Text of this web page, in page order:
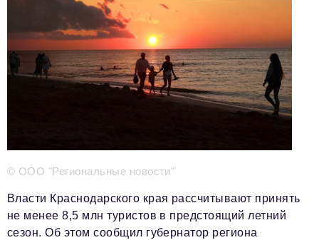
Телефон редакции:+7 495 727-01-67
Электронные почты редакции:
Информационный отдел
info@business-magazine.online
reklama@business-magazine.online
partner@business-magazine.online
© ООО "Региональные новости"
Власти Краснодарского края рассчитывают принять
не менее 8,5 млн туристов в предстоящий летний
сезон. Об этом сообщил губернатор региона